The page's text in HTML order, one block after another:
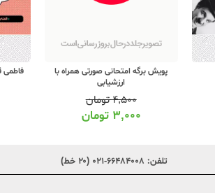
پویش برگه امتحانی صورتی همراه با
ارزشیابی
۴,۵۰۰تومان
۳,۰۰۰ تومان
فاطمی
تلفن: ۶۶۴۸۴۰۰۸-۰۲۱ (۲۰ خط)